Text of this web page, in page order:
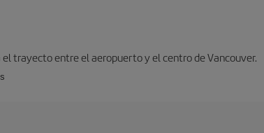
el trayecto entre el aeropuerto y el centro de Vancouver.